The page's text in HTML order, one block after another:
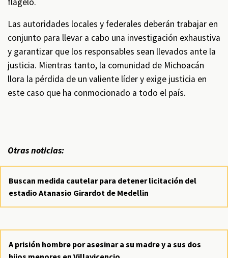
Las autoridades locales y federales deberán trabajar en
conjunto para llevar a cabo una investigación exhaustiva
y garantizar que los responsables sean llevados ante la
justicia. Mientras tanto, la comunidad de Michoacán
llora la pérdida de un valiente líder y exige justicia en
este caso que ha conmocionado a todo el país.
Otras noticias:
Buscan medida cautelar para detener licitación del
estadio Atanasio Girardot de Medellin
A prisión hombre por asesinar a su madre y a sus dos